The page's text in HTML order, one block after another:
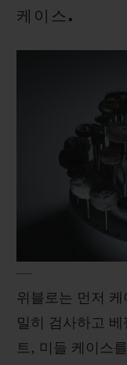
케이스.
위블로는 먼저
밀히 검사하고
트, 미들 케이스